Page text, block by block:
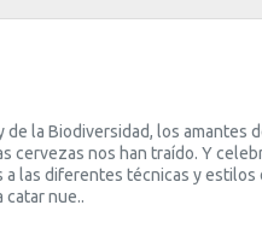
la Biodiversidad, los amantes
cervezas nos han traído. Y
las diferentes técnicas y estilos
catar nue..